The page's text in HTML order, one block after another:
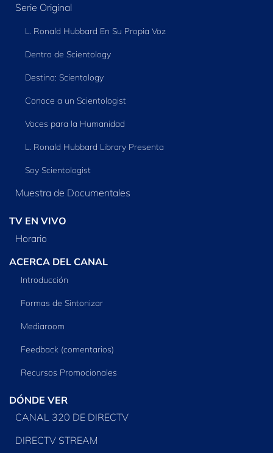
Serie Original
L. Ronald Hubbard En Su Propia Voz
Dentro de Scientology
Destino: Scientology
Conoce a un Scientologist
Voces para la Humanidad
L. Ronald Hubbard Library Presenta
Soy Scientologist
Muestra de Documentales
TV EN VIVO
Horario
ACERCA DEL CANAL
Introducción
Formas de Sintonizar
Mediaroom
Feedback (comentarios)
Recursos Promocionales
DÓNDE VER
CANAL 320 DE DIRECTV
DIRECTV STREAM